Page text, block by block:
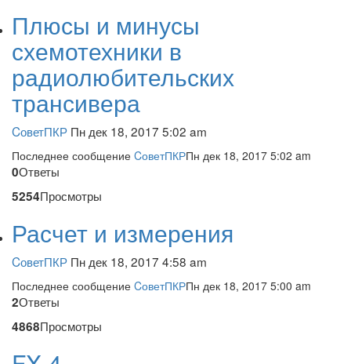
Плюсы и минусы
схемотехники в
радиолюбительских
трансивера
CоветПКР Пн дек 18, 2017 5:02 am
Последнее сообщение CоветПКРПн дек 18, 2017 5:02 am
0Ответы
5254Просмотры
Расчет и измерения
CоветПКР Пн дек 18, 2017 4:58 am
Последнее сообщение CоветПКРПн дек 18, 2017 5:00 am
2Ответы
4868Просмотры